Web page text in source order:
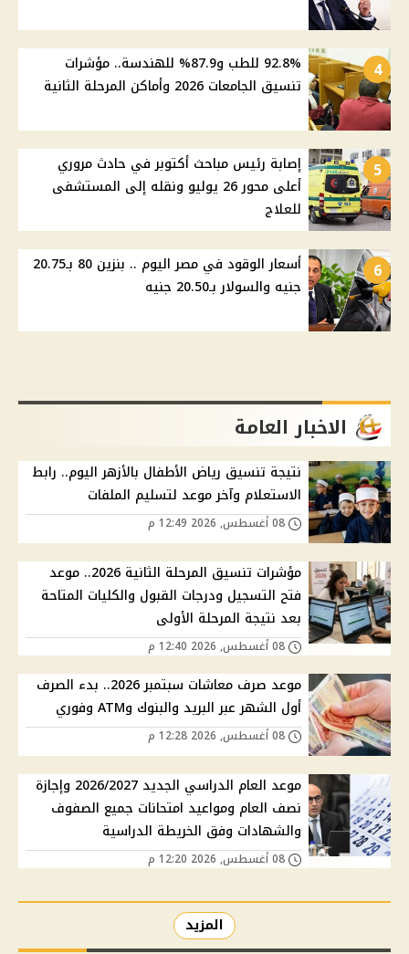
4
92.8% للطب و87.9% للهندسة.. مؤشرات
تنسيق الجامعات 2026 وأماكن المرحلة الثانية
5
إصابة رئيس مباحث أكتوبر في حادث مروري
أعلى محور 26 يوليو ونقله إلى المستشفى
للعلاج
6
أسعار الوقود في مصر اليوم .. بنزين 80 بـ20.75
جنيه والسولار بـ20.50 جنيه
الاخبار العامة
نتيجة تنسيق رياض الأطفال بالأزهر اليوم.. رابط
الاستعلام وآخر موعد لتسليم الملفات
مؤشرات تنسيق المرحلة الثانية 2026.. موعد
فتح التسجيل ودرجات القبول والكليات المتاحة
بعد نتيجة المرحلة الأولى
موعد صرف معاشات سبتمبر 2026.. بدء الصرف
أول الشهر عبر البريد والبنوك وATM وفوري
موعد العام الدراسي الجديد 2026/2027 وإجازة
نصف العام ومواعيد امتحانات جميع الصفوف
والشهادات وفق الخريطة الدراسية
المزيد